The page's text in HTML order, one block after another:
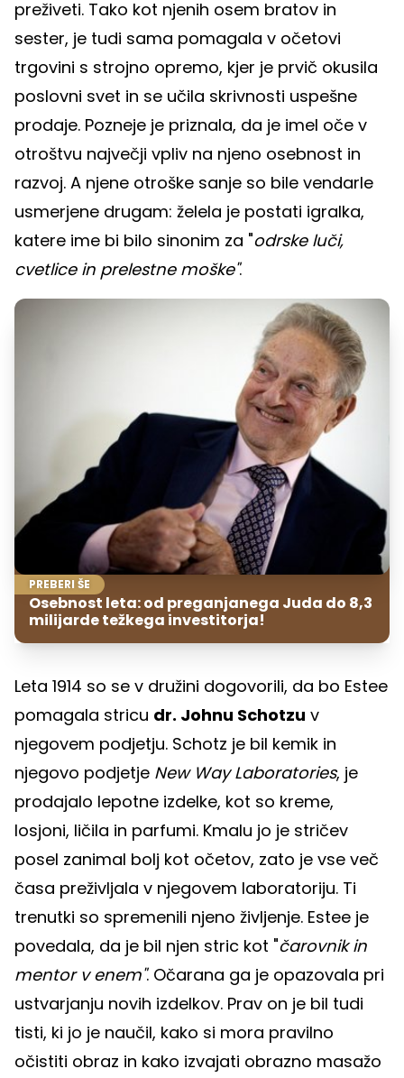
preživeti. Tako kot njenih osem bratov in
sester, je tudi sama pomagala v očetovi
trgovini s strojno opremo, kjer je prvič okusila
poslovni svet in se učila skrivnosti uspešne
prodaje. Pozneje je priznala, da je imel oče v
otroštvu največji vpliv na njeno osebnost in
razvoj. A njene otroške sanje so bile vendarle
usmerjene drugam: želela je postati igralka,
katere ime bi bilo sinonim za "odrske luči,
cvetlice in prelestne moške".
PREBERI ŠE
Osebnost leta: od preganjanega Juda do 8,3
milijarde težkega investitorja!
Leta 1914 so se v družini dogovorili, da bo Estee
pomagala stricu dr. Johnu Schotzu v
njegovem podjetju. Schotz je bil kemik in
njegovo podjetje New Way Laboratories, je
prodajalo lepotne izdelke, kot so kreme,
losjoni, ličila in parfumi. Kmalu jo je stričev
posel zanimal bolj kot očetov, zato je vse več
časa preživljala v njegovem laboratoriju. Ti
trenutki so spremenili njeno življenje. Estee je
povedala, da je bil njen stric kot "čarovnik in
mentor v enem". Očarana ga je opazovala pri
ustvarjanju novih izdelkov. Prav on je bil tudi
tisti, ki jo je naučil, kako si mora pravilno
očistiti obraz in kako izvajati obrazno masažo